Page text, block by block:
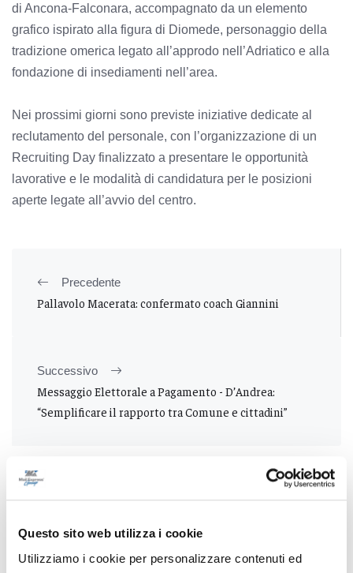
Questo sito web utilizza i cookie
Utilizziamo i cookie per personalizzare contenuti ed
di Ancona-Falconara, accompagnato da un elemento
grafico ispirato alla figura di Diomede, personaggio della
tradizione omerica legato all’approdo nell’Adriatico e alla
fondazione di insediamenti nell’area.
Nei prossimi giorni sono previste iniziative dedicate al
reclutamento del personale, con l’organizzazione di un
Recruiting Day finalizzato a presentare le opportunità
lavorative e le modalità di candidatura per le posizioni
aperte legate all’avvio del centro.
Precedente
Pallavolo Macerata: confermato coach Giannini
Successivo
Messaggio Elettorale a Pagamento - D’Andrea:
“Semplificare il rapporto tra Comune e cittadini”